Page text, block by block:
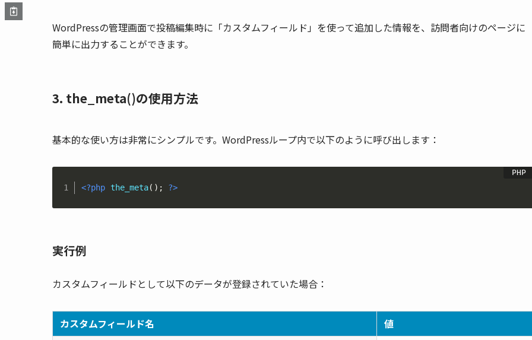
WordPressの管理画面で投稿編集時に「カスタムフィールド」を使って追加した情報を、訪問者向けのページに
簡単に出力することができます。
3. the_meta()の使用方法
基本的な使い方は非常にシンプルです。WordPressループ内で以下のように呼び出します：
<?php the_meta( ) ; ?>
実行例
カスタムフィールドとして以下のデータが登録されていた場合：
カスタムフィールド名
値